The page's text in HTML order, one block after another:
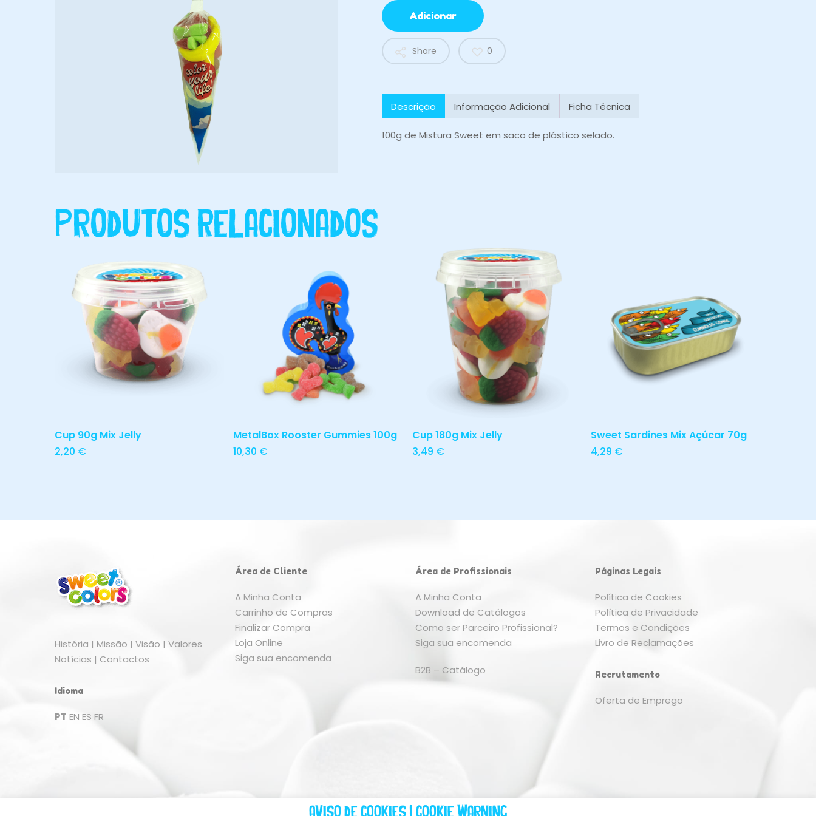
Nenhum produto no carrinho.
Go To Shop
Adicionar
Share 0
Descrição Informação Adicional Ficha Técnica
100g de Mistura Sweet em saco de plástico selado.
Produtos Relacionados
Adicionar
Cup 90g Mix Jelly
2,20 €
Ler Mais
MetalBox Rooster Gummies 100g
10,30 €
Adicionar
Cup 180g Mix Jelly
3,49 €
Ler Mais
Sweet Sardines Mix Açúcar 70g
4,29 €
História | Missão | Visão | Valores
Notícias | Contactos
Idioma
PT EN ES FR
Área de Cliente
A Minha Conta
Carrinho de Compras
Finalizar Compra
Loja Online
Siga sua encomenda
Área de Profissionais
A Minha Conta
Download de Catálogos
Como ser Parceiro Profissional?
Siga sua encomenda
B2B – Catálogo
Páginas Legais
Política de Cookies
Política de Privacidade
Termos e Condições
Livro de Reclamações
Recrutamento
Oferta de Emprego
Aviso de Cookies | Cookie Warning